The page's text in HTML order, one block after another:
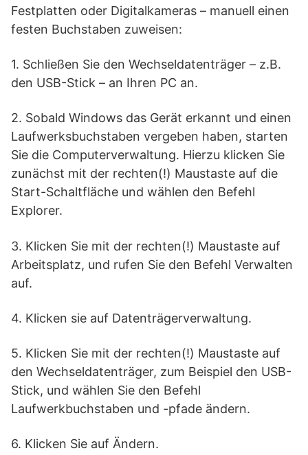
Festplatten oder Digitalkameras – manuell einen
festen Buchstaben zuweisen:
1. Schließen Sie den Wechseldatenträger – z.B.
den USB-Stick – an Ihren PC an.
2. Sobald Windows das Gerät erkannt und einen
Laufwerksbuchstaben vergeben haben, starten
Sie die Computerverwaltung. Hierzu klicken Sie
zunächst mit der rechten(!) Maustaste auf die
Start-Schaltfläche und wählen den Befehl
Explorer.
3. Klicken Sie mit der rechten(!) Maustaste auf
Arbeitsplatz, und rufen Sie den Befehl Verwalten
auf.
4. Klicken sie auf Datenträgerverwaltung.
5. Klicken Sie mit der rechten(!) Maustaste auf
den Wechseldatenträger, zum Beispiel den USB-
Stick, und wählen Sie den Befehl
Laufwerkbuchstaben und -pfade ändern.
6. Klicken Sie auf Ändern.